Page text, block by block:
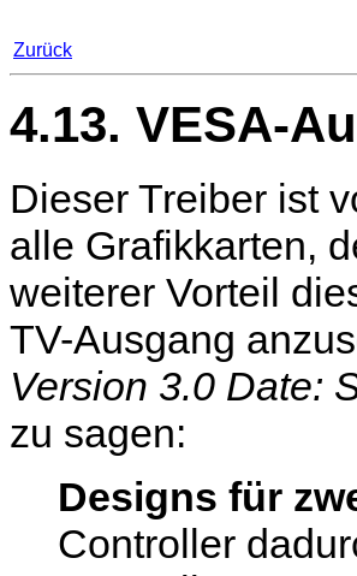
Zurück
4.13. VESA-
Dieser Treiber ist
alle Grafikkarten,
weiterer Vorteil
TV-Ausgang
Version 3.0 Date:
zu sagen:
Designs für
Controller